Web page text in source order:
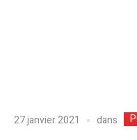
27 janvier 2021 dans